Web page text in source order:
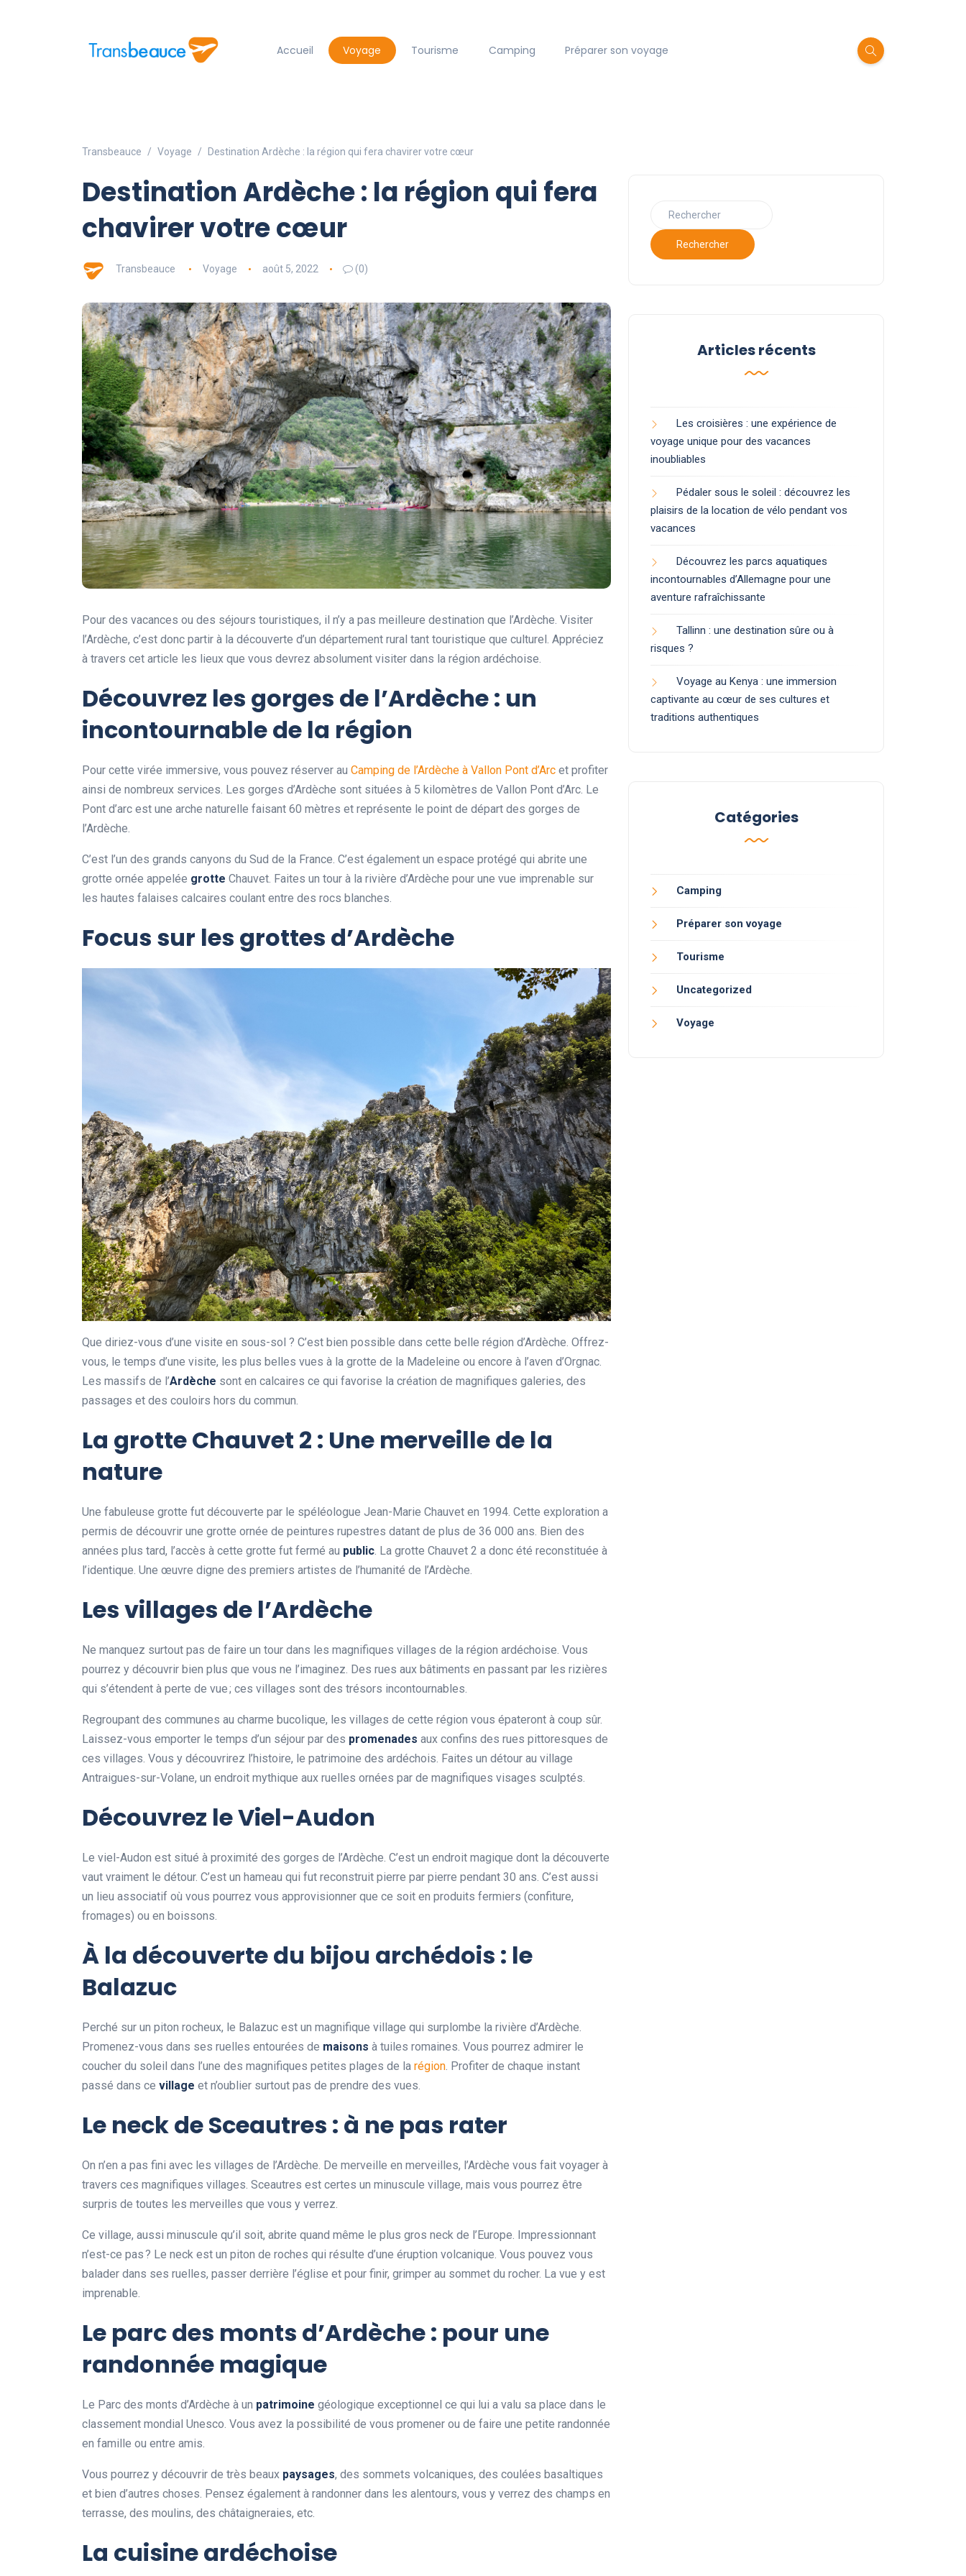
Accueil Voyage Tourisme Camping Préparer son voyage
Transbeauce Voyage Destination Ardèche : la région qui fera chavirer votre cœur
Destination Ardèche : la région qui fera
chavirer votre cœur
Transbeauce Voyage août 5, 2022 (0)
Pour des vacances ou des séjours touristiques, il n’y a pas meilleure destination que l’Ardèche. Visiter
l’Ardèche, c’est donc partir à la découverte d’un département rural tant touristique que culturel. Appréciez
à travers cet article les lieux que vous devrez absolument visiter dans la région ardéchoise.
Découvrez les gorges de l’Ardèche : un
incontournable de la région
Pour cette virée immersive, vous pouvez réserver au Camping de l’Ardèche à Vallon Pont d’Arc et profiter
ainsi de nombreux services. Les gorges d’Ardèche sont situées à 5 kilomètres de Vallon Pont d’Arc. Le
Pont d’arc est une arche naturelle faisant 60 mètres et représente le point de départ des gorges de
l’Ardèche.
C’est l’un des grands canyons du Sud de la France. C’est également un espace protégé qui abrite une
grotte ornée appelée grotte Chauvet. Faites un tour à la rivière d’Ardèche pour une vue imprenable sur
les hautes falaises calcaires coulant entre des rocs blanches.
Focus sur les grottes d’Ardèche
Que diriez-vous d’une visite en sous-sol ? C’est bien possible dans cette belle région d’Ardèche. Offrez-
vous, le temps d’une visite, les plus belles vues à la grotte de la Madeleine ou encore à l’aven d’Orgnac.
Les massifs de l’Ardèche sont en calcaires ce qui favorise la création de magnifiques galeries, des
passages et des couloirs hors du commun.
La grotte Chauvet 2 : Une merveille de la
nature
Une fabuleuse grotte fut découverte par le spéléologue Jean-Marie Chauvet en 1994. Cette exploration a
permis de découvrir une grotte ornée de peintures rupestres datant de plus de 36 000 ans. Bien des
années plus tard, l’accès à cette grotte fut fermé au public. La grotte Chauvet 2 a donc été reconstituée à
l’identique. Une œuvre digne des premiers artistes de l’humanité de l’Ardèche.
Les villages de l’Ardèche
Ne manquez surtout pas de faire un tour dans les magnifiques villages de la région ardéchoise. Vous
pourrez y découvrir bien plus que vous ne l’imaginez. Des rues aux bâtiments en passant par les rizières
qui s’étendent à perte de vue ; ces villages sont des trésors incontournables.
Regroupant des communes au charme bucolique, les villages de cette région vous épateront à coup sûr.
Laissez-vous emporter le temps d’un séjour par des promenades aux confins des rues pittoresques de
ces villages. Vous y découvrirez l’histoire, le patrimoine des ardéchois. Faites un détour au village
Antraigues-sur-Volane, un endroit mythique aux ruelles ornées par de magnifiques visages sculptés.
Découvrez le Viel-Audon
Le viel-Audon est situé à proximité des gorges de l’Ardèche. C’est un endroit magique dont la découverte
vaut vraiment le détour. C’est un hameau qui fut reconstruit pierre par pierre pendant 30 ans. C’est aussi
un lieu associatif où vous pourrez vous approvisionner que ce soit en produits fermiers (confiture,
fromages) ou en boissons.
À la découverte du bijou archédois : le
Balazuc
Perché sur un piton rocheux, le Balazuc est un magnifique village qui surplombe la rivière d’Ardèche.
Promenez-vous dans ses ruelles entourées de maisons à tuiles romaines. Vous pourrez admirer le
coucher du soleil dans l’une des magnifiques petites plages de la région. Profiter de chaque instant
passé dans ce village et n’oublier surtout pas de prendre des vues.
Le neck de Sceautres : à ne pas rater
On n’en a pas fini avec les villages de l’Ardèche. De merveille en merveilles, l’Ardèche vous fait voyager à
travers ces magnifiques villages. Sceautres est certes un minuscule village, mais vous pourrez être
surpris de toutes les merveilles que vous y verrez.
Ce village, aussi minuscule qu’il soit, abrite quand même le plus gros neck de l’Europe. Impressionnant
n’est-ce pas ? Le neck est un piton de roches qui résulte d’une éruption volcanique. Vous pouvez vous
balader dans ses ruelles, passer derrière l’église et pour finir, grimper au sommet du rocher. La vue y est
imprenable.
Le parc des monts d’Ardèche : pour une
randonnée magique
Le Parc des monts d’Ardèche à un patrimoine géologique exceptionnel ce qui lui a valu sa place dans le
classement mondial Unesco. Vous avez la possibilité de vous promener ou de faire une petite randonnée
en famille ou entre amis.
Vous pourrez y découvrir de très beaux paysages, des sommets volcaniques, des coulées basaltiques
et bien d’autres choses. Pensez également à randonner dans les alentours, vous y verrez des champs en
terrasse, des moulins, des châtaigneraies, etc.
La cuisine ardéchoise
Articles récents
Les croisières : une expérience de
voyage unique pour des vacances
inoubliables
Pédaler sous le soleil : découvrez les
plaisirs de la location de vélo pendant vos
vacances
Découvrez les parcs aquatiques
incontournables d’Allemagne pour une
aventure rafraîchissante
Tallinn : une destination sûre ou à
risques ?
Voyage au Kenya : une immersion
captivante au cœur de ses cultures et
traditions authentiques
Catégories
Camping
Préparer son voyage
Tourisme
Uncategorized
Voyage